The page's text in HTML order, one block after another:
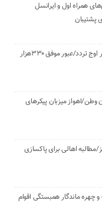
همراه اول و ایرانسل
پشتیبان
مدیریت موفق مرزهای اربعین در اوج تردد/عبور موفق ۳۳۰هزار
اهواز میزبان پیکرهای
مطالبه اهالی برای پاکسازی
ماندگار همبستگی اقوام